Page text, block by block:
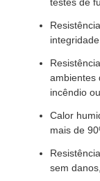
ambientes
incêndio
Calor
mais de
sem